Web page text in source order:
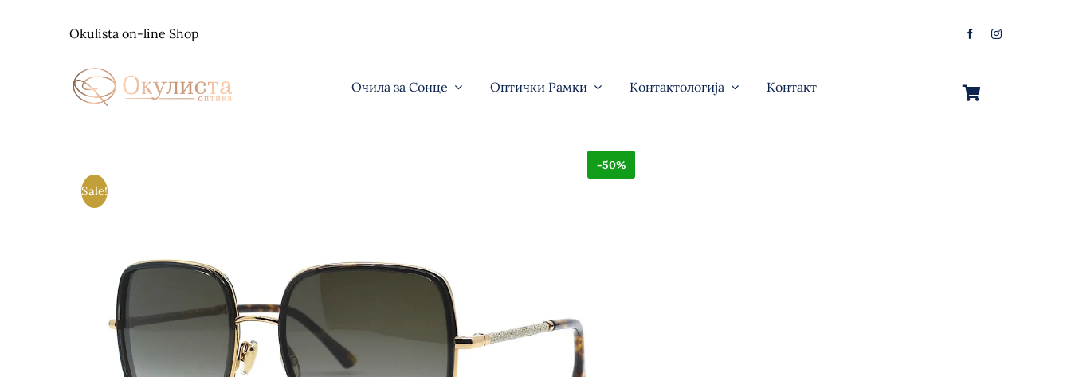
Okulista on-line Shop
Очила за Сонце Оптички Рамки Контактологија Контакт
Sale!
-50%